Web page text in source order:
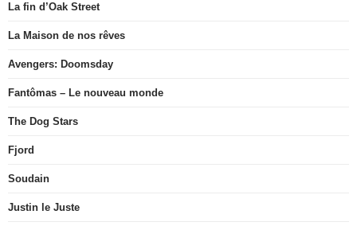
La fin d’Oak Street
La Maison de nos rêves
Avengers: Doomsday
Fantômas – Le nouveau monde
The Dog Stars
Fjord
Soudain
Justin le Juste